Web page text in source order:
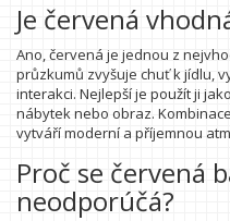
Je červená
Ano, červená je jednou z
průzkumů zvyšuje chuť k jídlu,
interakci. Nejlepší je použít ji
nábytek nebo obraz.
vytváří moderní a příjemnou
Proč se červená
neodporúčá?